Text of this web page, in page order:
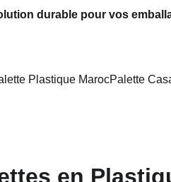
durable pour vos
Plastique MarocPalette
en